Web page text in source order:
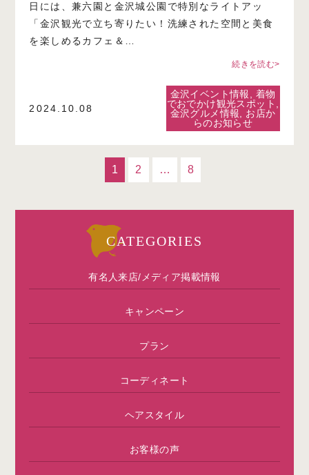
日には、兼六園と金沢城公園で特別なライトアッ
「金沢観光で立ち寄りたい！洗練された空間と美食
を楽しめるカフェ＆…
続きを読む>
2024.10.08
金沢イベント情報, 着物
でおでかけ観光スポット ,
金沢グルメ情報, お店か
らのお知らせ
1 2 … 8
CATEGORIES
有名人来店/メディア掲載情報
キャンペーン
プラン
コーディネート
ヘアスタイル
お客様の声